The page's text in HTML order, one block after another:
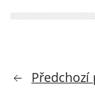
Předchozí